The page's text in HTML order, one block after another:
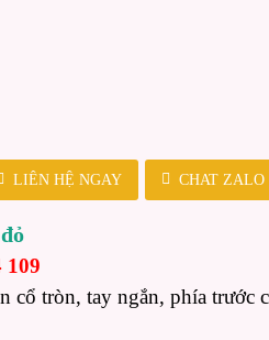
LIÊN HỆ NGAY CHAT ZALO
109
cổ tròn, tay ngắn, phía trước